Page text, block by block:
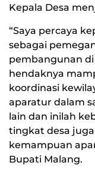
Kepala Desa
“Saya percaya
sebagai
pembangunan di
hendaknya
koordinasi
aparatur dalam
lain dan inilah
tingkat desa
kemampuan
Bupati Malang.